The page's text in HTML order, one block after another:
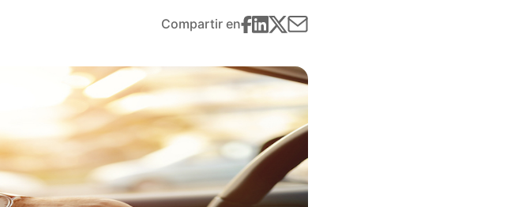
Compartir en